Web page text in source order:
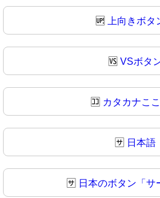
🆙 上向きボタ
🆚 VSボタ
🈁 カタカナこ
🈂️ 日本語
🈂 日本のボタン「サ